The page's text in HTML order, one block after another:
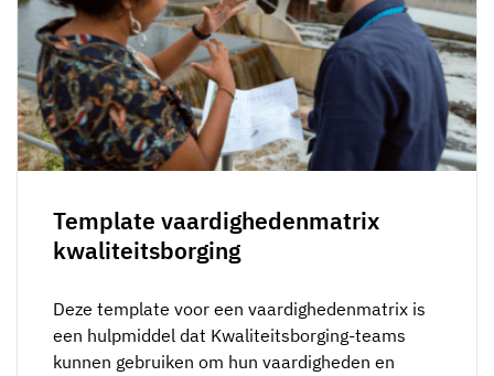
Template vaardighedenmatrix
kwaliteitsborging
Deze template voor een vaardighedenmatrix is
een hulpmiddel dat Kwaliteitsborging-teams
kunnen gebruiken om hun vaardigheden en